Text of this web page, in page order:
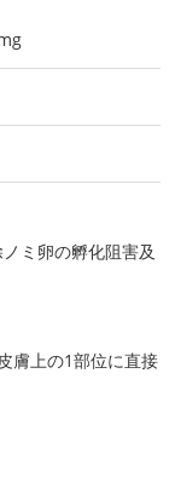
ミ卵の孵化阻害及
膚上の1部位に直接